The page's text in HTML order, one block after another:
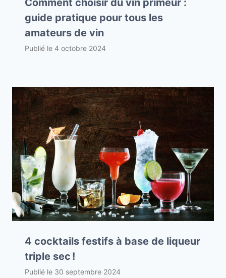
guide pratique pour tous les
amateurs de vin
Publié le 4 octobre 2024
4 cocktails festifs à base de liqueur
triple sec !
Publié le 30 septembre 2024